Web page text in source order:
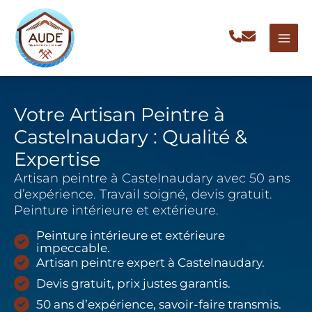
contenu
Votre Artisan Peintre à
Castelnaudary : Qualité &
Expertise
Artisan peintre à Castelnaudary avec 50 ans
d’expérience. Travail soigné, devis gratuit.
Peinture intérieure et extérieure.
Peinture intérieure et extérieure
impeccable.
Artisan peintre expert à Castelnaudary.
Devis gratuit, prix justes garantis.
50 ans d’expérience, savoir-faire transmis.